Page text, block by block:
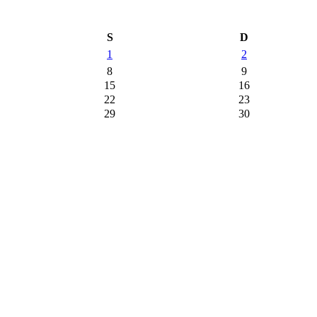
S
D
1
2
8
9
15
16
22
23
29
30